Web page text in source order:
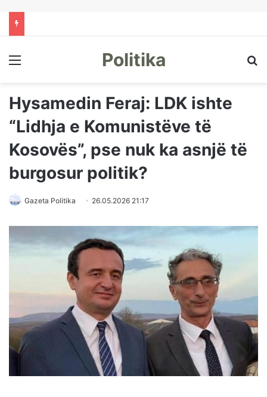
Menu Politika
Hysamedin Feraj: LDK ishte
“Lidhja e Komunistëve të
Kosovës”, pse nuk ka asnjë të
burgosur politik?
Gazeta Politika 26.05.2026 21:17